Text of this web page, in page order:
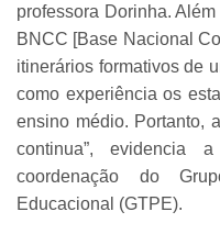
professora Dorinha.
BNCC [Base Nacional
itinerários formativos de
como experiência os
ensino médio. Portanto,
continua”, evidencia
coordenação do
Educacional (GTPE).